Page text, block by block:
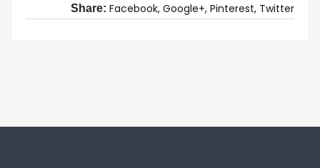
Share: Facebook, Google+, Pinterest, Twitter